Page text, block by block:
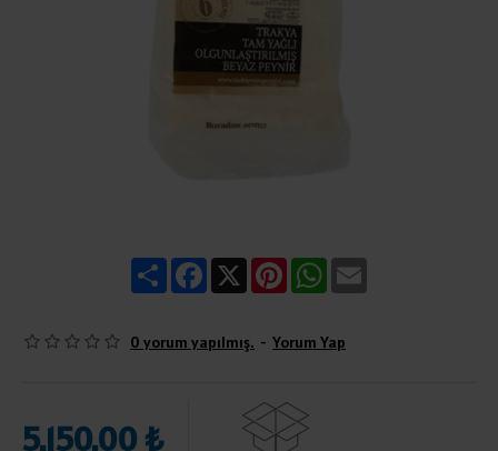
ShareFacebook
X PinterestWhatsApp
0 yorum yapılmış. - Yorum Yap
5.150,00 ₺